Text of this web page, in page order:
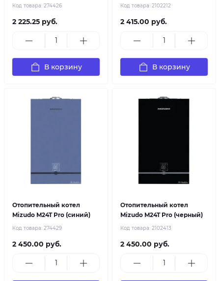
Код товара: 274426
2 225.25 руб.
В корзину
Код товара: 2102212
2 415.00 руб.
В корзину
Отопительный котел
Mizudo M24T Pro (синий)
Код товара: 274429
2 450.00 руб.
Отопительный котел
Mizudo M24T Pro (черный)
Код товара: 2102413
2 450.00 руб.